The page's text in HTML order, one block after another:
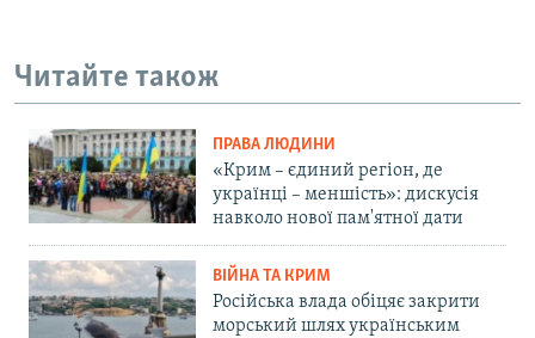
Читайте також
ПРАВА ЛЮДИНИ
«Крим – єдиний регіон, де
українці – меншість»: дискусія
навколо нової пам'ятної дати
ВІЙНА ТА КРИМ
Російська влада обіцяє закрити
морський шлях українським